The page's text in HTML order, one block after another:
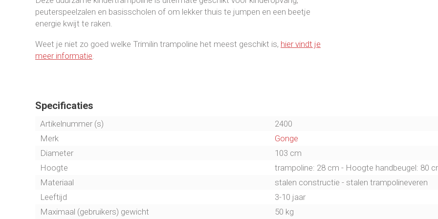
peuterspeelzalen en basisscholen of om lekker thuis te jumpen en een beetje
energie kwijt te raken.
Weet je niet zo goed welke Trimilin trampoline het meest geschikt is, hier vindt je
meer informatie
Specificaties
Artikelnummer (s)
2400
Merk
Gonge
Diameter
103 cm
Hoogte
trampoline: 28 cm - Hoogte handbeugel: 80
Materiaal
stalen constructie - stalen trampolineveren
Leeftijd
3-10 jaar
Maximaal (gebruikers) gewicht
50 kg